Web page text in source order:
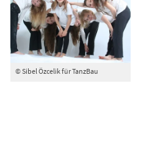
© Sibel Özcelik für TanzBau